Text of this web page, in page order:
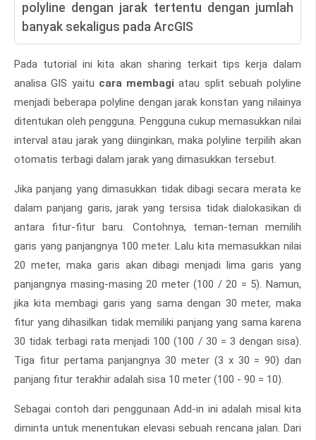
polyline dengan jarak tertentu dengan jumlah
banyak sekaligus pada ArcGIS
Pada tutorial ini kita akan sharing terkait tips kerja dalam
analisa GIS yaitu cara membagiatau split sebuah polyline
menjadi beberapa polyline dengan jarak konstan yang nilainya
ditentukan oleh pengguna. Pengguna cukup memasukkan nilai
interval atau jarak yang diinginkan, maka polyline terpilih akan
otomatis terbagi dalam jarak yang dimasukkan tersebut.
Jika panjang yang dimasukkan tidak dibagi secara merata ke
dalam panjang garis, jarak yang tersisa tidak dialokasikan di
antara fitur-fitur baru. Contohnya, teman-teman memilih
garis yang panjangnya 100 meter. Lalu kita memasukkan nilai
20 meter, maka garis akan dibagi menjadi lima garis yang
panjangnya masing-masing 20 meter (100 / 20 = 5). Namun,
jika kita membagi garis yang sama dengan 30 meter, maka
fitur yang dihasilkan tidak memiliki panjang yang sama karena
30 tidak terbagi rata menjadi 100 (100 / 30 = 3 dengan sisa).
Tiga fitur pertama panjangnya 30 meter (3 x 30 = 90) dan
panjang fitur terakhir adalah sisa 10 meter (100 - 90 = 10).
Sebagai contoh dari penggunaan Add-in ini adalah misal kita
diminta untuk menentukan elevasi sebuah rencana jalan. Dari